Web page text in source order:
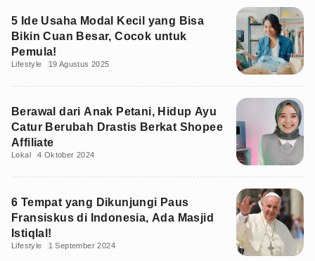
5 Ide Usaha Modal Kecil yang Bisa
Bikin Cuan Besar, Cocok untuk
Pemula!
Lifestyle 19 Agustus 2025
Berawal dari Anak Petani, Hidup Ayu
Catur Berubah Drastis Berkat Shopee
Affiliate
Lokal 4 Oktober 2024
6 Tempat yang Dikunjungi Paus
Fransiskus di Indonesia, Ada Masjid
Istiqlal!
Lifestyle 1 September 2024